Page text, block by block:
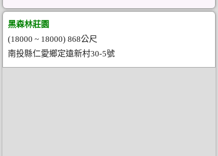
黑森林莊園
(18000 ~ 18000) 868公尺
南投縣仁愛鄉定遠新村30-5號